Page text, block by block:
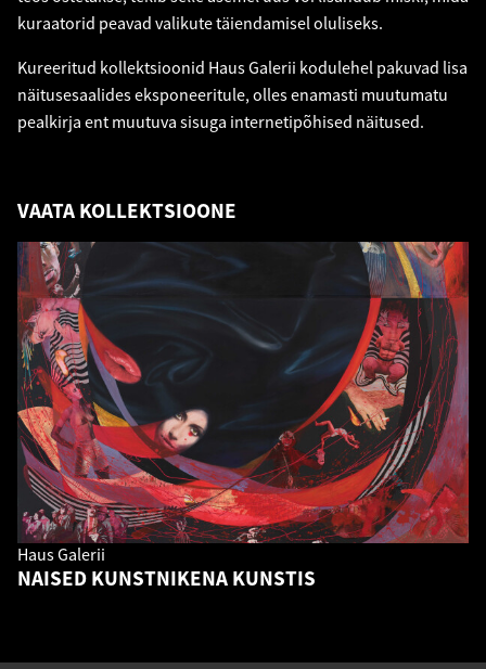
kuraatorid peavad valikute täiendamisel oluliseks.
Kureeritud kollektsioonid Haus Galerii kodulehel pakuvad lisa
näitusesaalides eksponeeritule, olles enamasti muutumatu
pealkirja ent muutuva sisuga internetipõhised näitused.
VAATA KOLLEKTSIOONE
Haus Galerii
NAISED KUNSTNIKENA KUNSTIS